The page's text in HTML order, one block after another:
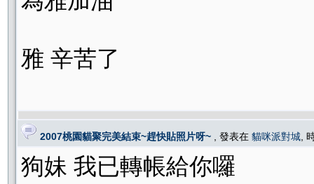
雅 辛苦了
2007桃園貓聚完美結束~趕快貼照片呀~ , 發表在 貓咪派對城 ,
狗妹 我已轉帳給你囉